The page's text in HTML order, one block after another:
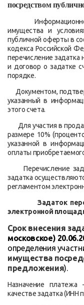
посредством
Информационное
имущества и
публичной оферты в
кодекса Российской
перечисление задатка
и договор о задатке
порядке.
Документом,
указанный в
этого счета.
Для участия в
размере 10%
указанной в
оплаты
Перечисление
задатка
регламентом
Задаток
электронной
Срок внесения
московское)
определения
имущества
предложения).
Назначение
качестве задатка (ИНН